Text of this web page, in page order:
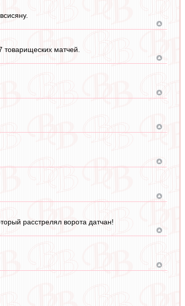
матчей.
расстрелял ворота датчан!